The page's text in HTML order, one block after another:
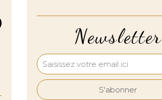
Newsletter